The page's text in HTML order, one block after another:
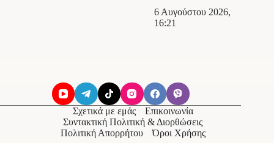
6 Αυγούστου 2026,
16:21
Σχετικά με εμάς
Επικοινωνία
Συντακτική Πολιτική & Διορθώσεις
Πολιτική Απορρήτου
Όροι Χρήσης